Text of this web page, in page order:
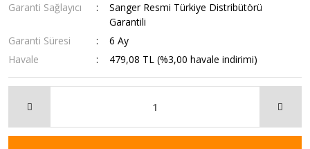
Garanti Sağlayıcı
Sanger Resmi Türkiye Distribütörü
Garantili
Garanti Süresi
6 Ay
Havale
479,08 TL (%3,00 havale indirimi)